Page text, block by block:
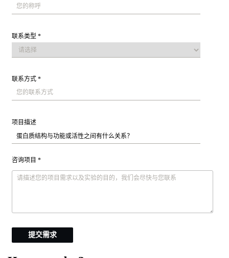
联系类型 *
联系方式 *
项目描述
咨询项目 *
提交需求